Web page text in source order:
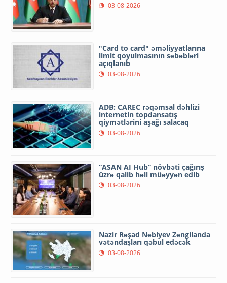
03-08-2026
"Card to card" əməliyyatlarına
limit qoyulmasının səbəbləri
açıqlanıb
03-08-2026
ADB: CAREC rəqəmsal dəhlizi
internetin topdansatış
qiymətlərini aşağı salacaq
03-08-2026
“ASAN AI Hub” növbəti çağırış
üzrə qalib həll müəyyən edib
03-08-2026
Nazir Rəşad Nəbiyev Zəngilanda
vətəndaşları qəbul edəcək
03-08-2026